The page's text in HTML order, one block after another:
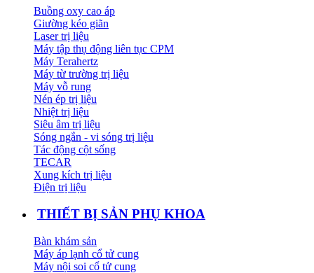
Buồng oxy cao áp
Giường kéo giãn
Laser trị liệu
Máy tập thụ động liên tục CPM
Máy Terahertz
Máy từ trường trị liệu
Máy vỗ rung
Nén ép trị liệu
Nhiệt trị liệu
Siêu âm trị liệu
Sóng ngắn - vi sóng trị liệu
Tác động cột sống
TECAR
Xung kích trị liệu
Điện trị liệu
THIẾT BỊ SẢN PHỤ KHOA
Bàn khám sản
Máy áp lạnh cổ tử cung
Máy nội soi cổ tử cung